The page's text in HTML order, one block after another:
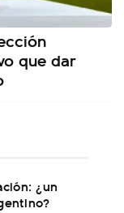
que dar
¿un